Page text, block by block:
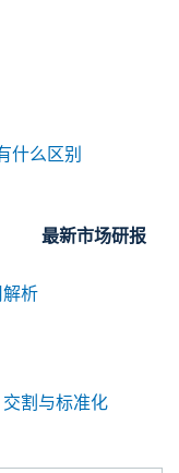
什么区别
最新市场研报
析
割与标准化